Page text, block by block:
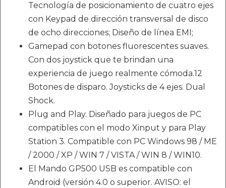
Tecnología de posicionamiento de cuatro ejes
con Keypad de dirección transversal de disco
de ocho direcciones; Diseño de línea EMI;
Gamepad con botones fluorescentes suaves.
Con dos joystick que te brindan una
experiencia de juego realmente cómoda.12
Botones de disparo. Joysticks de 4 ejes. Dual
Shock.
Plug and Play. Diseñado para juegos de PC
compatibles con el modo Xinput y para Play
Station 3. Compatible con PC Windows 98 / ME
/ 2000 / XP / WIN 7 / VISTA / WIN 8 / WIN10.
El Mando GP500 USB es compatible con
Android (versión 4.0 o superior. AVISO: el